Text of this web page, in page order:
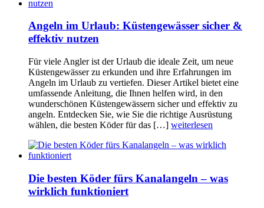
Angeln im Urlaub: Küstengewässer sicher &
effektiv nutzen
Für viele Angler ist der Urlaub die ideale Zeit, um neue
Küstengewässer zu erkunden und ihre Erfahrungen im
Angeln im Urlaub zu vertiefen. Dieser Artikel bietet eine
umfassende Anleitung, die Ihnen helfen wird, in den
wunderschönen Küstengewässern sicher und effektiv zu
angeln. Entdecken Sie, wie Sie die richtige Ausrüstung
wählen, die besten Köder für das […] weiterlesen
Die besten Köder fürs Kanalangeln – was
wirklich funktioniert